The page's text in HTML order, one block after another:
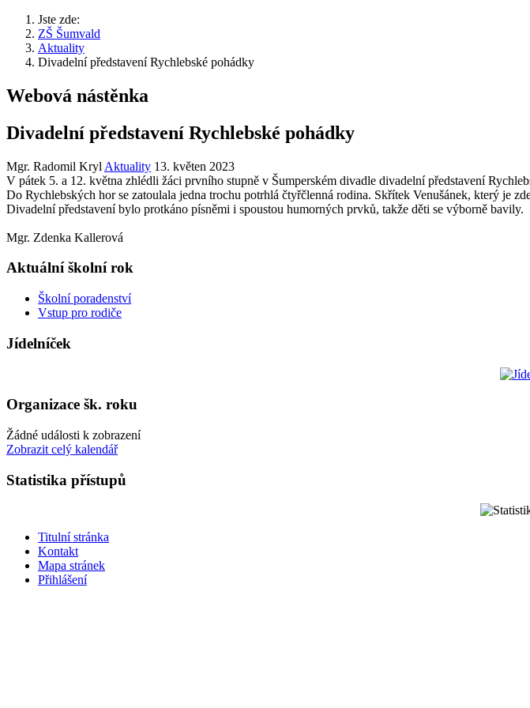
Jste zde:
ZŠ Šumvald
Aktuality
Divadelní představení Rychlebské pohádky
Webová nástěnka
Divadelní představení Rychlebské pohádky
Mgr. Radomil Kryl Aktuality 13. květen 2023
V pátek 5. a 12. května zhlédli žáci prvního stupně v Šumperském divadle divadelní představení
Do Rychlebských hor se zatoulala jedna trochu potrhlá čtyřčlenná rodina. Skřítek Venušánek, který je
Divadelní představení bylo protkáno písněmi i spoustou humorných prvků, takže děti se výborně bavily.
Mgr. Zdenka Kallerová
Aktuální školní rok
Školní poradenství
Vstup pro rodiče
Jídelníček
Organizace šk. roku
Žádné události k zobrazení
Zobrazit celý kalendář
Statistika přístupů
Titulní stránka
Kontakt
Mapa stránek
Přihlášení